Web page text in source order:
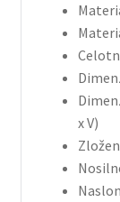
x V)